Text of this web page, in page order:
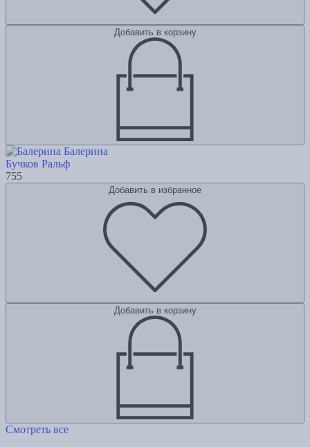
Добавить в корзину
Балерина
Бучков Ральф
755
Добавить в избранное
Добавить в корзину
Смотреть все